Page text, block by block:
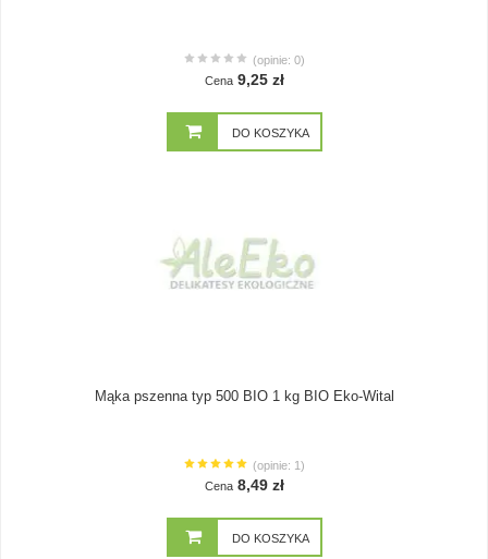
(opinie: 0)
Cena 9,25 zł
DO KOSZYKA
Mąka pszenna typ 500 BIO 1 kg BIO Eko-Wital
(opinie: 1)
Cena 8,49 zł
DO KOSZYKA